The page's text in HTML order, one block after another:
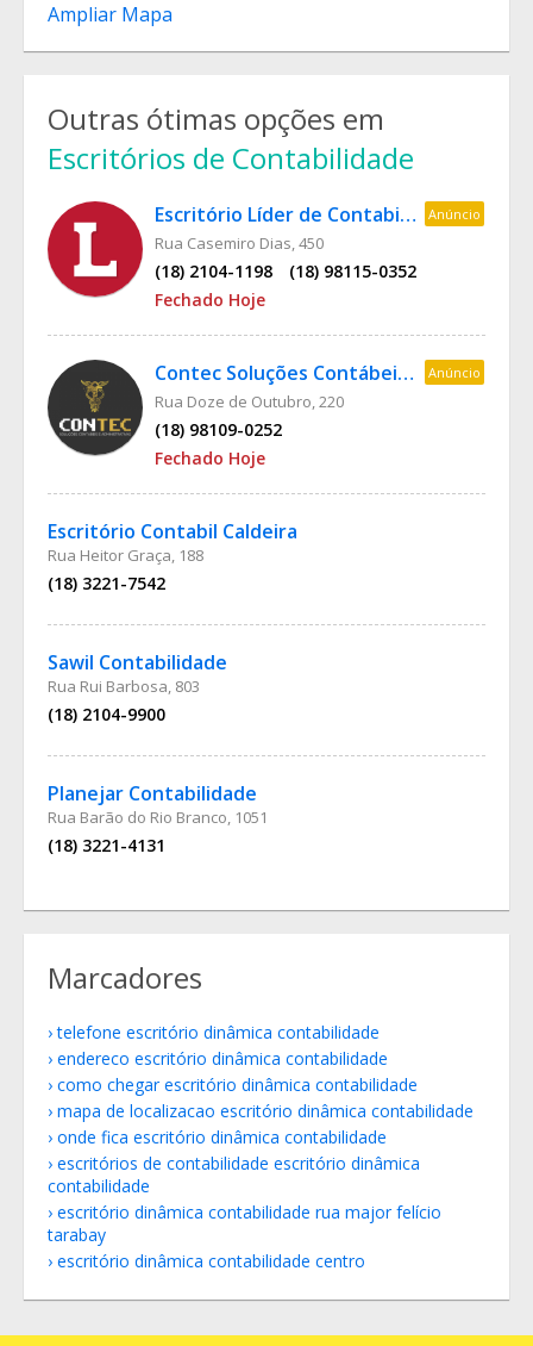
Ampliar Mapa
Outras ótimas opções em
Escritórios de Contabilidade
Escritório Líder de Contabilidade Anúncio
Rua Casemiro Dias, 450
(18) 2104-1198
(18) 98115-0352
Fechado Hoje
Contec Soluções Contábeis e Administrativas Anúncio
Rua Doze de Outubro, 220
(18) 98109-0252
Fechado Hoje
Escritório Contabil Caldeira
Rua Heitor Graça, 188
(18) 3221-7542
Sawil Contabilidade
Rua Rui Barbosa, 803
(18) 2104-9900
Planejar Contabilidade
Rua Barão do Rio Branco, 1051
(18) 3221-4131
Marcadores
telefone escritório dinâmica contabilidade
endereco escritório dinâmica contabilidade
como chegar escritório dinâmica contabilidade
mapa de localizacao escritório dinâmica contabilidade
onde fica escritório dinâmica contabilidade
escritórios de contabilidade escritório dinâmica
contabilidade
escritório dinâmica contabilidade rua major felício
tarabay
escritório dinâmica contabilidade centro